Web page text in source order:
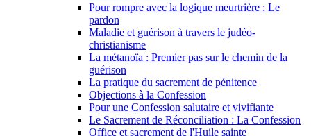
Pour rompre avec la logique meurtrière : Le
pardon
Maladie et guérison à travers le judéo-
christianisme
La métanoïa : Premier pas sur le chemin de la
guérison
La pratique du sacrement de pénitence
Objections à la Confession
Pour une Confession salutaire et vivifiante
Le Sacrement de Réconciliation : La Confession
Office et sacrement de l'Huile sainte